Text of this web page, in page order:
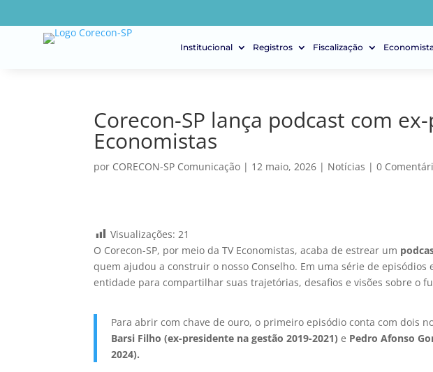
Institucional Registros Fiscalização
Corecon-SP lança podcast com
Economistas
por CORECON-SP Comunicação | 12 maio, 2026 | Notícias |0
Visualizações: 21
O Corecon-SP, por meio da TV Economistas, acaba de estrear um
quem ajudou a construir o nosso Conselho. Em uma série de
entidade para compartilhar suas trajetórias, desafios e visões sobre o
Para abrir com chave de ouro, o primeiro episódio conta com dois
Barsi Filho (ex-presidente na gestão 2019-2021) e Pedro Afonso
2024).